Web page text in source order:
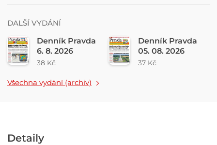
DALŠÍ VYDÁNÍ
Denník Pravda
6. 8. 2026
38 Kč
Denník Pravda
05. 08. 2026
37 Kč
Všechna vydání (archiv)
Detaily